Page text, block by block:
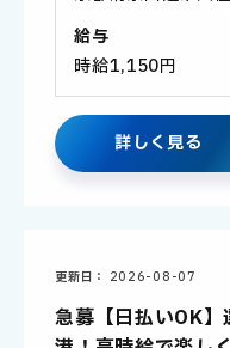
給与
時給1,150円
詳しく見る
更新日 2026-08-07
急募【日払いOK